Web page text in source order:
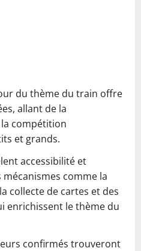
du thème du train offre
allant de la
compétition
et grands.
accessibilité et
comme la
collecte de cartes et des
enrichissent le thème du
confirmés trouveront